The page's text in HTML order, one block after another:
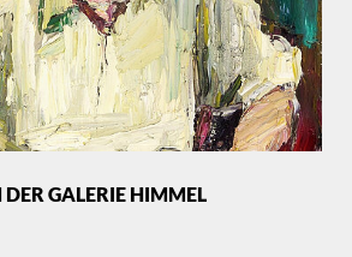
GALERIE HIMMEL